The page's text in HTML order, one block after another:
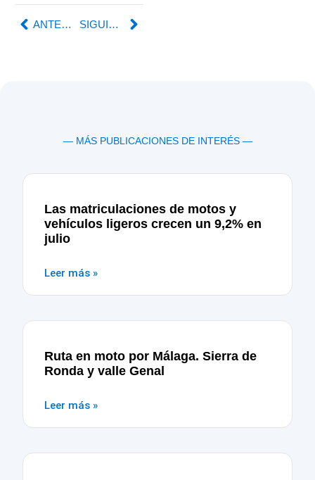
ANTERIOR SIGUIENTE
— MÁS PUBLICACIONES DE INTERÉS —
Las matriculaciones de motos y
vehículos ligeros crecen un 9,2% en
julio
Leer más »
Ruta en moto por Málaga. Sierra de
Ronda y valle Genal
Leer más »